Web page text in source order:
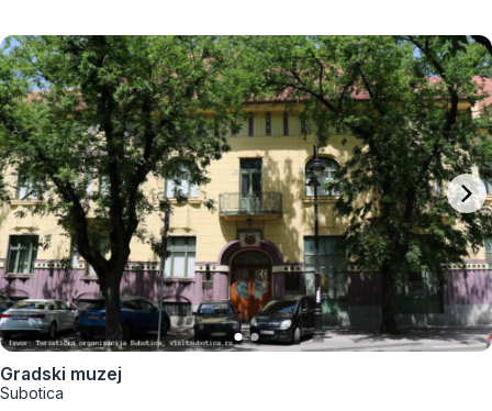
Gradski muzej
Subotica